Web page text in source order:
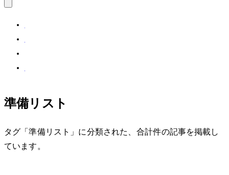
準備リスト
タグ「準備リスト」に分類された、合計 1 件の記事を掲載し
ています。